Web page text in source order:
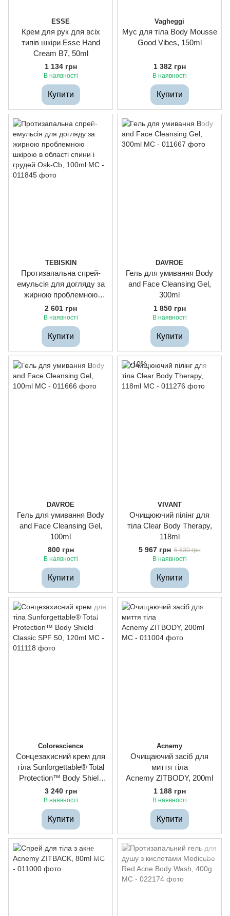
ESSE
Крем для рук для всіх
типів шкіри Esse Hand
Cream B7, 50ml
1 134 грн
В наявності
Купити
Vagheggi
Мус для тіла Body Mousse
Good Vibes, 150ml
1 382 грн
В наявності
Купити
TEBISKIN
Протизапальна спрей-
емульсія для догляду за
жирною проблемною
шкірою в області спини і
грудей Osk-Cb, 100ml
2 601 грн
В наявності
Купити
DAVROE
Гель для умивання Body
and Face Cleansing Gel,
300ml
1 850 грн
В наявності
Купити
DAVROE
Гель для умивання Body
and Face Cleansing Gel,
100ml
800 грн
В наявності
Купити
VIVANT
Очищюючий пілінг для
тіла Clear Body Therapy,
118ml
5 967 грн 6 630 грн
В наявності
Купити
Colorescience
Сонцезахисний крем для
тіла Sunforgettable® Total
Protection™ Body Shield
Classic SPF 50, 120ml
3 240 грн
В наявності
Купити
Acnemy
Очищаючий засіб для
миття тіла
Acnemy ZITBODY, 200ml
1 188 грн
В наявності
Купити